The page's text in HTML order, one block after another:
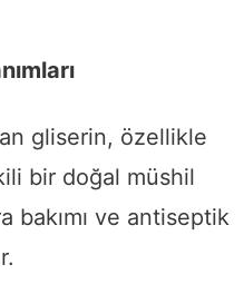
gliserin, özellikle
bir doğal müshil
bakımı ve antiseptik